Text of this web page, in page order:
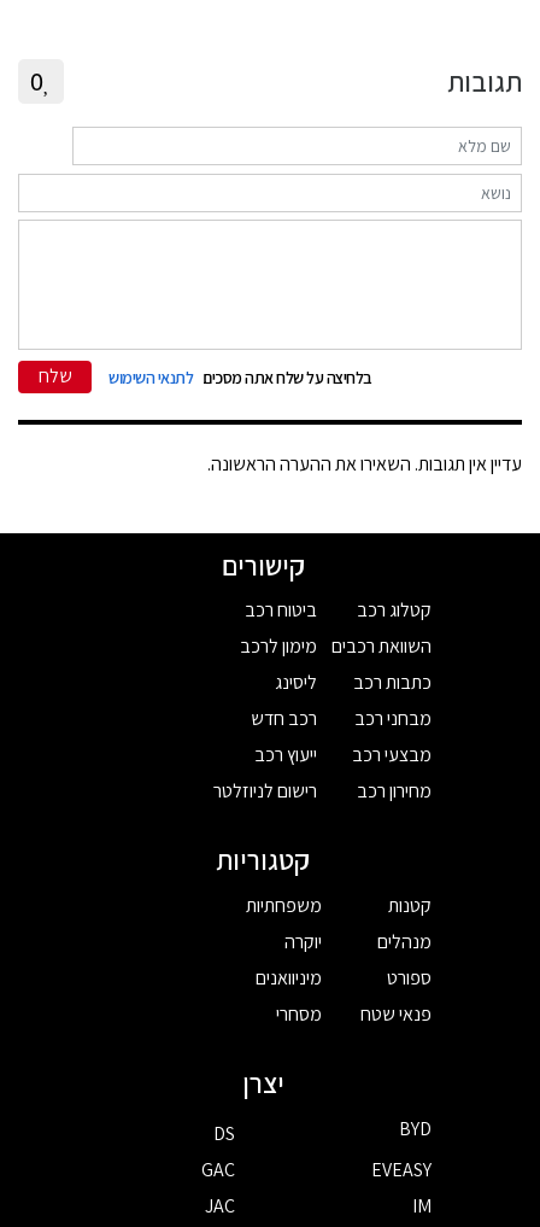
תגובות 0
בלחיצה על שלח אתה מסכים לתנאי השימוש שלח
עדיין אין תגובות. השאירו את ההערה הראשונה.
קישורים
קטלוג רכב
השוואת רכבים
כתבות רכב
מבחני רכב
מבצעי רכב
מחירון רכב
ביטוח רכב
מימון לרכב
ליסינג
רכב חדש
ייעוץ רכב
רישום לניוזלטר
קטגוריות
קטנות
מנהלים
ספורט
פנאי שטח
משפחתיות
יוקרה
מיניוואנים
מסחרי
יצרן
BYD
DS
EVEASY
GAC
IM
JAC